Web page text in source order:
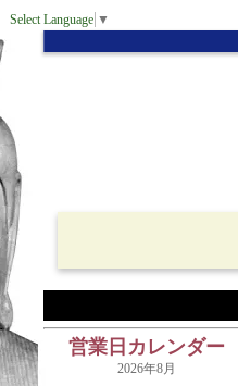
Select Language ▼
営業日カレンダー
2026年8月